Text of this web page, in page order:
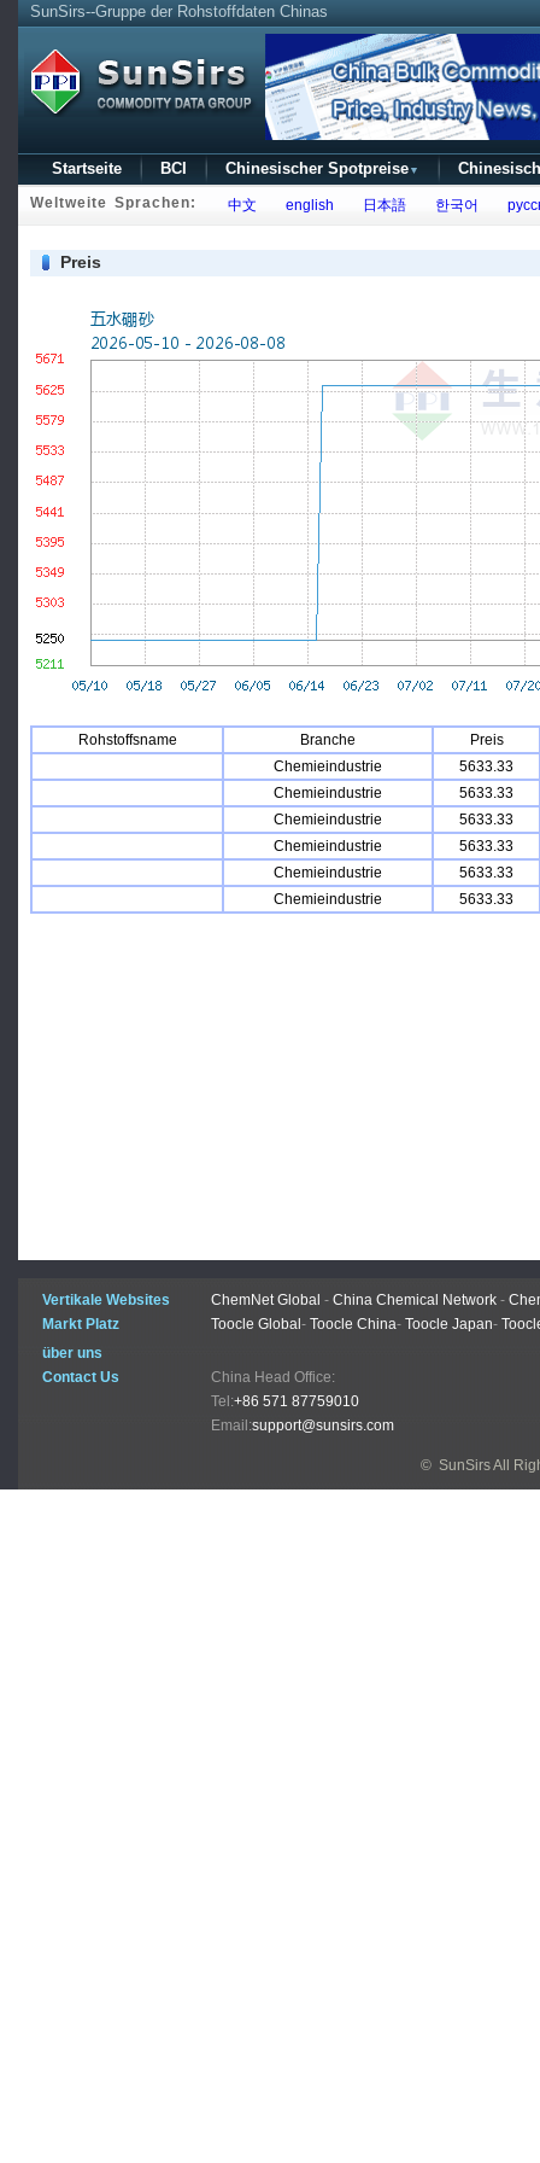
SunSirs--Gruppe der Rohstoffdaten Chinas
Startseite BCI Chinesischer Spotpreise ▼
Weltweite Sprachen: 中文 english 日本語 한국어
Preis
Rohstoffsname Branche
Preis
Chemieindustrie
5633.33
Chemieindustrie
5633.33
Chemieindustrie
5633.33
Chemieindustrie
5633.33
Chemieindustrie
5633.33
Chemieindustrie
5633.33
Vertikale Websites ChemNet Global - China Chemical Network -
Markt Platz
Toocle Global - Toocle China- Toocle Japan-
über uns
Contact Us
China Head Office:
Tel:+86 571 87759010
Email:support@sunsirs.com
© SunSirs All